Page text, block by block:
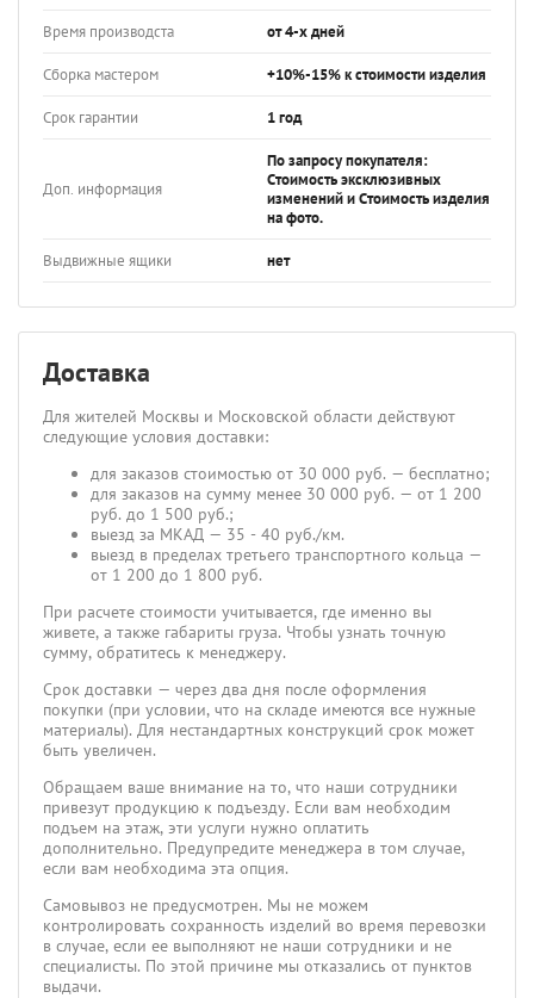
Время производста от 4-х дней
Сборка мастером +10%-15% к стоимости изделия
Срок гарантии 1 год
Доп. информация
По запросу покупателя:
Стоимость эксклюзивных
изменений и Стоимость изделия
на фото.
Выдвижные ящики нет
Доставка
Для жителей Москвы и Московской области действуют
следующие условия доставки:
для заказов стоимостью от 30 000 руб. — бесплатно;
для заказов на сумму менее 30 000 руб. — от 1 200
руб. до 1 500 руб.;
выезд за МКАД — 35 - 40 руб./км.
выезд в пределах третьего транспортного кольца —
от 1 200 до 1 800 руб.
При расчете стоимости учитывается, где именно вы
живете, а также габариты груза. Чтобы узнать точную
сумму, обратитесь к менеджеру.
Срок доставки — через два дня после оформления
покупки (при условии, что на складе имеются все нужные
материалы). Для нестандартных конструкций срок может
быть увеличен.
Обращаем ваше внимание на то, что наши сотрудники
привезут продукцию к подъезду. Если вам необходим
подъем на этаж, эти услуги нужно оплатить
дополнительно. Предупредите менеджера в том случае,
если вам необходима эта опция.
Самовывоз не предусмотрен. Мы не можем
контролировать сохранность изделий во время перевозки
в случае, если ее выполняют не наши сотрудники и не
специалисты. По этой причине мы отказались от пунктов
выдачи.